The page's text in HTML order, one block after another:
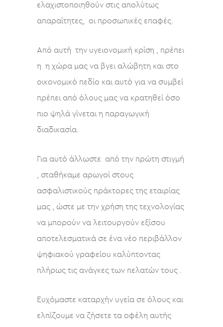
ελαχιστοποιηθούν στις απολύτως
απαραίτητες, οι προσωπικές επαφές.
Από αυτή την υγειονομική κρίση , πρέπει
η η χώρα μας να βγει αλώβητη και στο
οικονομικό πεδίο και αυτό για να συμβεί
πρέπει από όλους μας να κρατηθεί όσο
πιο ψηλά γίνεται η παραγωγική
διαδικασία.
Για αυτό άλλωστε από την πρώτη στιγμή
, σταθήκαμε αρωγοί στους
ασφαλιστικούς πράκτορες της εταιρίας
μας , ώστε με την χρήση της τεχνολογίας
να μπορούν να λειτουργούν εξίσου
αποτελεσματικά σε ένα νέο περιβάλλον
ψηφιακού γραφείου καλύπτοντας
πλήρως τις ανάγκες των πελατών τους .
Ευχόμαστε καταρχήν υγεία σε όλους και
ελπίζουμε να ζήσετε τα οφέλη αυτής